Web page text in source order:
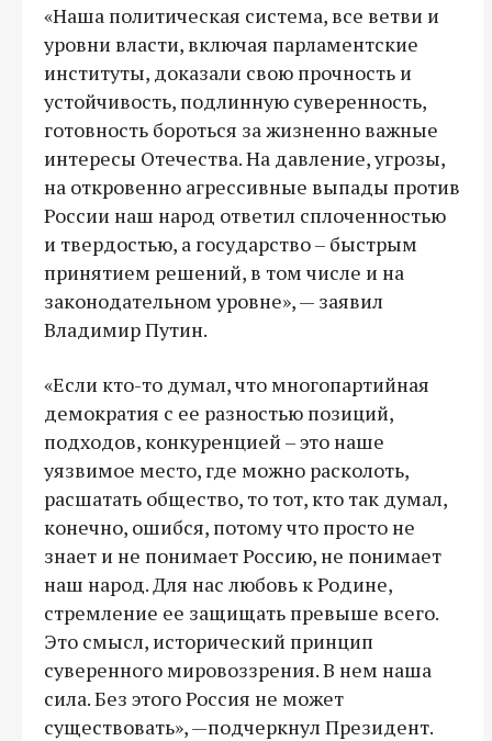
«Наша политическая система, все ветви и
уровни власти, включая парламентские
институты, доказали свою прочность и
устойчивость, подлинную суверенность,
готовность бороться за жизненно важные
интересы Отечества. На давление, угрозы,
на откровенно агрессивные выпады против
России наш народ ответил сплоченностью
и твердостью, а государство – быстрым
принятием решений, в том числе и на
законодательном уровне», — заявил
Владимир Путин.
«Если кто-то думал, что многопартийная
демократия с ее разностью позиций,
подходов, конкуренцией – это наше
уязвимое место, где можно расколоть,
расшатать общество, то тот, кто так думал,
конечно, ошибся, потому что просто не
знает и не понимает Россию, не понимает
наш народ. Для нас любовь к Родине,
стремление ее защищать превыше всего.
Это смысл, исторический принцип
суверенного мировоззрения. В нем наша
сила. Без этого Россия не может
существовать», —подчеркнул Президент.